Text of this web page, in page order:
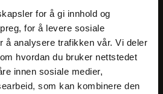
for å gi innhold og
for å levere sosiale
å analysere trafikken vår. Vi deler
hvordan du bruker nettstedet
innen sosiale medier,
som kan kombinere den
kampanjer.